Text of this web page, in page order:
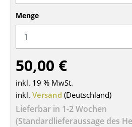
Esstische
Beistelltische
Schreibtische
Sekretäre & PC-Tische
Konferenztische
Menge
50,00 €
inkl. 19 % MwSt.
inkl. Versand (Deutschland)
Lieferbar in 1-2 Wochen
(Standardlieferaussage des